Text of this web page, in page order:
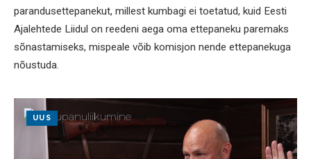
parandusettepanekut, millest kumbagi ei toetatud, kuid Eesti
Ajalehtede Liidul on reedeni aega oma ettepaneku paremaks
sõnastamiseks, mispeale võib komisjon nende ettepanekuga
nõustuda.
UUS